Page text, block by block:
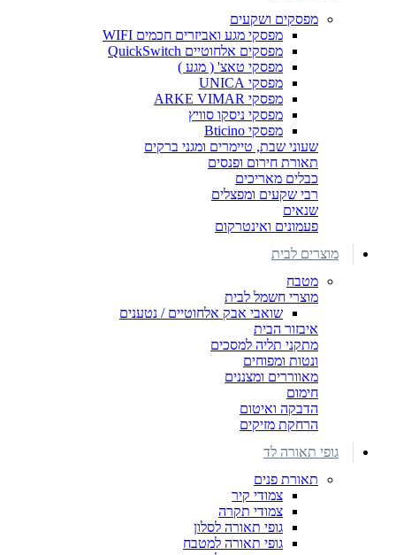
מפסקים ושקעים
מפסקי מגע ואביזרים חכמים WIFI
מפסקים אלחוטיים QuickSwitch
מפסקי טאצ' ( מגע )
מפסקי UNICA
מפסקי ARKE VIMAR
מפסקי ניסקו סוויץ
מפסקי Bticino
שעוני שבת, טיימרים ומגני ברקים
תאורת חירום ופנסים
כבלים מאריכים
רבי שקעים ומפצלים
שנאים
פעמונים ואינטרקום
מוצרים לבית
מטבח
מוצרי חשמל לבית
שואבי אבק אלחוטיים / נטענים
איבזור הבית
מתקני תליה למסכים
ונטות ומפוחים
מאווררים ומצננים
חימום
הדבקה ואיטום
הרחקת מזיקים
גופי תאורה לד
תאורת פנים
צמודי קיר
צמודי תקרה
גופי תאורה לסלון
גופי תאורה למטבח